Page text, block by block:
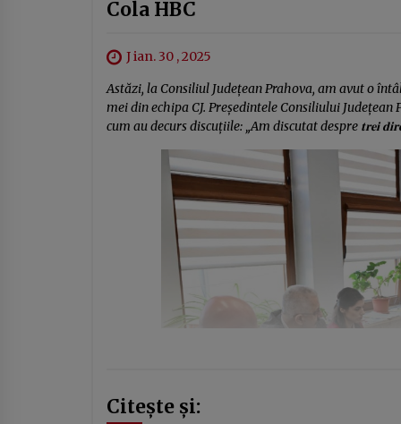
Cola HBC
J ian. 30 , 2025
Astăzi, la Consiliul Județean Prahova, am avut o
mei din echipa CJ. Președintele Consiliului
cum au decurs discuțiile: „Am discutat despre 𝐭𝐫𝐞𝐢
Citește și: